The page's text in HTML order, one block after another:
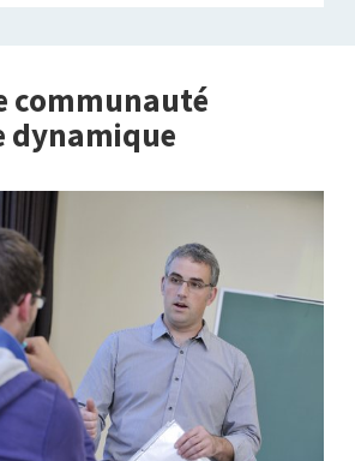
communauté
dynamique